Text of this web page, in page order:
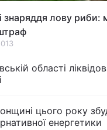
знаряддя лову риби:
області
цього року
енергетики